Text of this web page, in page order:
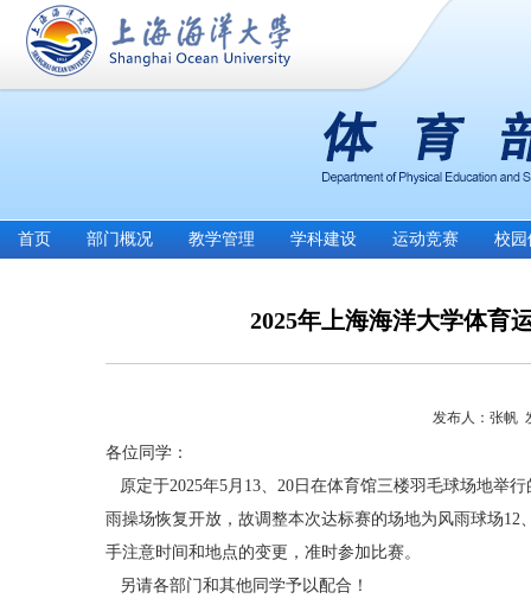
首页 部门概况 教学管理 学科建设 运动竞赛 校园
2025年上海海洋大学体育
发布人：张帆
各位同学：
原定于2025年5月 13、 20 日在体育馆三楼羽毛球场地举行
雨操场恢复开放，故调整本次达标赛的场地为风雨球场12
手注意时间和地点的变更，准时参加比赛。
另请各部门和其他同学予以配合！